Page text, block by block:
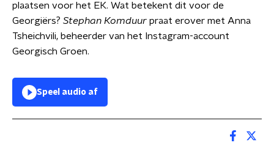
plaatsen voor het EK. Wat betekent dit voor de
Georgiërs? Stephan Komduur praat erover met Anna
Tsheichvili, beheerder van het Instagram-account
Georgisch Groen.
Speel audio af